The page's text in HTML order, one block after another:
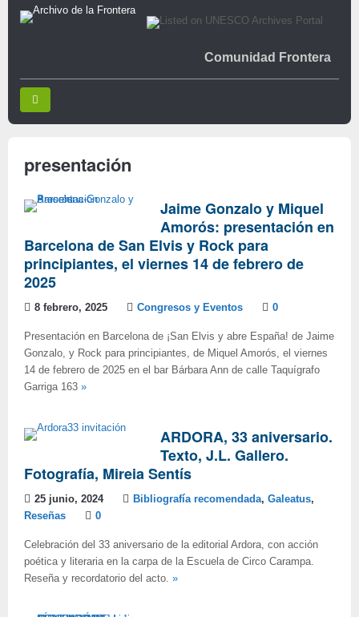
Comunidad Frontera
presentación
Jaime Gonzalo y Miquel
Amorós: presentación en
Barcelona de San Elvis y Rock para
principiantes, el viernes 14 de febrero de
2025
8 febrero, 2025 Congresos y Eventos 0
Presentación en Barcelona de ¡San Elvis y abre España! de Jaime
Gonzalo, y Rock para principiantes, de Miquel Amorós, el viernes
14 de febrero de 2025 en el bar Bárbara Ann de calle Taquígrafo
Garriga 163 »
ARDORA, 33 aniversario.
Texto, J.L. Gallero.
Fotografía, Mireia Sentís
25 junio, 2024 Bibliografía recomendada, Galeatus,
Reseñas
0
Celebración del 33 aniversario de la editorial Ardora, con acción
poética y literaria en la carpa de la Escuela de Circo Carampa.
Reseña y recordatorio del acto. »